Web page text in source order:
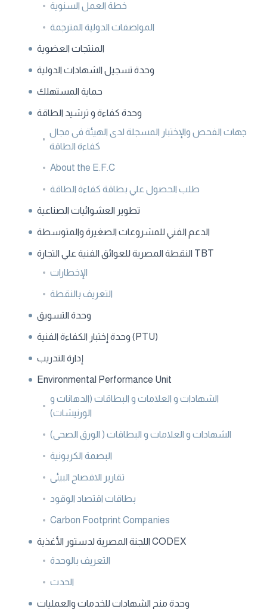
خطة العمل السنوية
المواصفات الدولية المترجمة
المنتجات العضوية
وحدة تسجيل الشهادات الدولية
حماية المستهلك
وحدة كفاءة و ترشيد الطاقة
جهات الفحص والإختبار المسجلة لدى الهيئة فى مجال
كفاءة الطاقة
About the E.F.C
طلب الحصول علي بطاقة كفاءة الطاقة
تطوير العشوائيات الصناعية
الدعم الفني للمشروعات الصغيرة والمتوسطة
النقطة المصرية للعوائق الفنية علي التجارة TBT
الإخطارات
التعريف بالنقطة
وحدة التسويق
وحدة إختبار الكفاءة الفنية (PTU)
إدارة التدريب
Environmental Performance Unit
الشهادات و العلامات و البطاقات (الدهانات و
الورنيشات)
الشهادات و العلامات و البطاقات ( الورق الصحى)
البصمة الكربونية
تقارير الافصاح البيئى
بطاقات اقتصاد الوقود
Carbon Footprint Companies
اللجنة المصرية لدستور الأغذية CODEX
التعريف بالوحدة
الحدث
وحدة منح الشهادات للخدمات والعمليات